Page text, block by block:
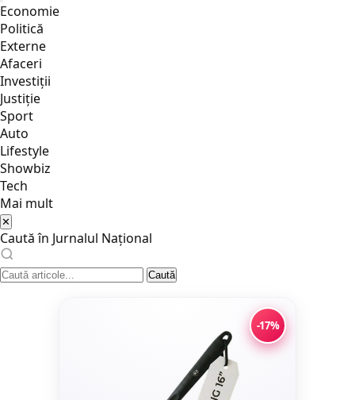
Economie
Politică
Externe
Afaceri
Investiții
Justiţie
Sport
Auto
Lifestyle
Showbiz
Tech
Mai mult
✕
Caută în Jurnalul Național
Caută
-17%